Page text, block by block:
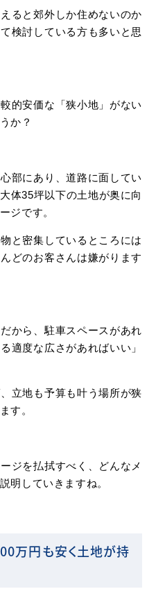
ると郊外しか住めないのか
検討している方も多いと思
的安価な「狭小地」がない
か？
部にあり、道路に面してい
体35坪以下の土地が奥に向
ジです。
と密集しているところには
どのお客さんは嫌がります
から、駐車スペースがあれ
適度な広さがあればいい」
立地も予算も叶う場所が狭
す。
ジを払拭すべく、どんなメ
明していきますね。
万円も安く土地が持